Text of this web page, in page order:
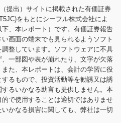
提出）サイトに掲載された有価証券
をもとにシーフル株式会社によ
、本レポート）です。有価証券報告
画面の端末でも見られるようソフト
整しています。ソフトウェアに不具
一部図や表が崩れたり、文字が欠落
た、本レポートは、会計の学習に役
るもので、投資活動等を勧誘又は誘
るいかなる助言も提供しません。本
で使用することは適切ではありませ
かなる損害に関しても、弊社は一切